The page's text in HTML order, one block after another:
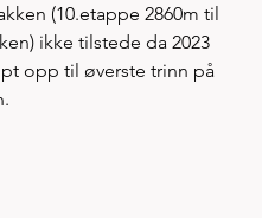
(10.etappe 2860m til
ikke tilstede da 2023
opp til øverste trinn på